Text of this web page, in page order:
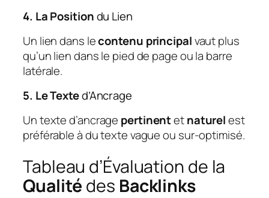
4. La Positiondu Lien
Un lien dans lecontenu principalvaut plus
qu’un lien dans le pied de page ou la barre
latérale.
5. Le Texted’Ancrage
Un texte d’ancrage pertinentetnaturelest
préférable à du texte vague ou sur-optimisé.
Tableau d’Évaluation de la
Qualité des Backlinks